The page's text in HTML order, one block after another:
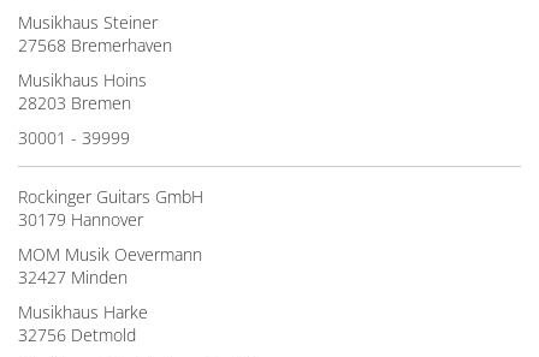
Musikhaus Steiner
27568 Bremerhaven
Musikhaus Hoins
28203 Bremen
30001 - 39999
Rockinger Guitars GmbH
30179 Hannover
MOM Musik Oevermann
32427 Minden
Musikhaus Harke
32756 Detmold